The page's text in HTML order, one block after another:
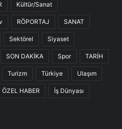
Kültür/Sanat
RÖPORTAJ SANAT
Sektörel Siyaset
SON DAKİKA Spor TARİH
Turizm Türkiye Ulaşım
ÖZEL HABER İş Dünyası